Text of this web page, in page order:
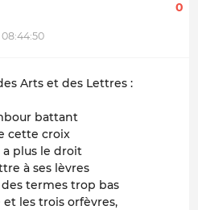
0
Arts et des Lettres :
battant
cette croix
a plus le droit
à ses lèvres
termes trop bas
les trois orfèvres,